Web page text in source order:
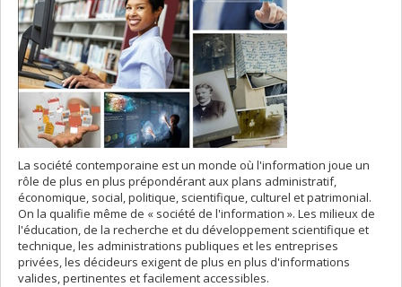
La société contemporaine est un monde où l'information joue un
rôle de plus en plus prépondérant aux plans administratif,
économique, social, politique, scientifique, culturel et patrimonial.
On la qualifie même de « société de l'information ». Les milieux de
l'éducation, de la recherche et du développement scientifique et
technique, les administrations publiques et les entreprises
privées, les décideurs exigent de plus en plus d'informations
valides, pertinentes et facilement accessibles.